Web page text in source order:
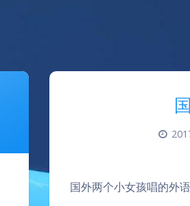
国外两个小女孩唱的外